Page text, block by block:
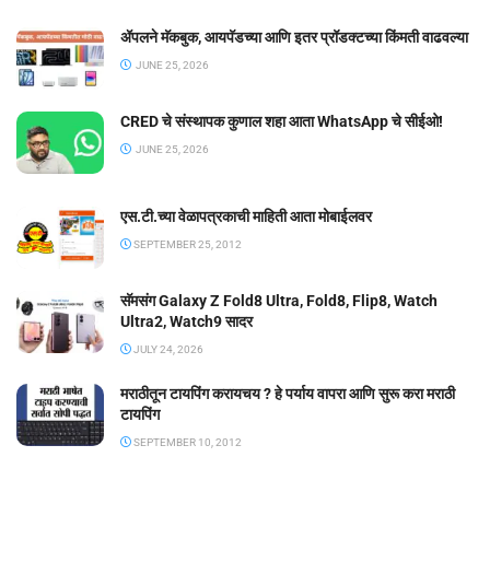
ॲपलने मॅकबुक, आयपॅडच्या आणि इतर प्रॉडक्टच्या किंमती वाढवल्या
JUNE 25, 2026
CRED चे संस्थापक कुणाल शहा आता WhatsApp चे सीईओ!
JUNE 25, 2026
एस.टी.च्या वेळापत्रकाची माहिती आता मोबाईलवर
SEPTEMBER 25, 2012
सॅमसंग Galaxy Z Fold8 Ultra, Fold8, Flip8, Watch
Ultra2, Watch9 सादर
JULY 24, 2026
मराठीतून टायपिंग करायचय ? हे पर्याय वापरा आणि सुरू करा मराठी
टायपिंग
SEPTEMBER 10, 2012